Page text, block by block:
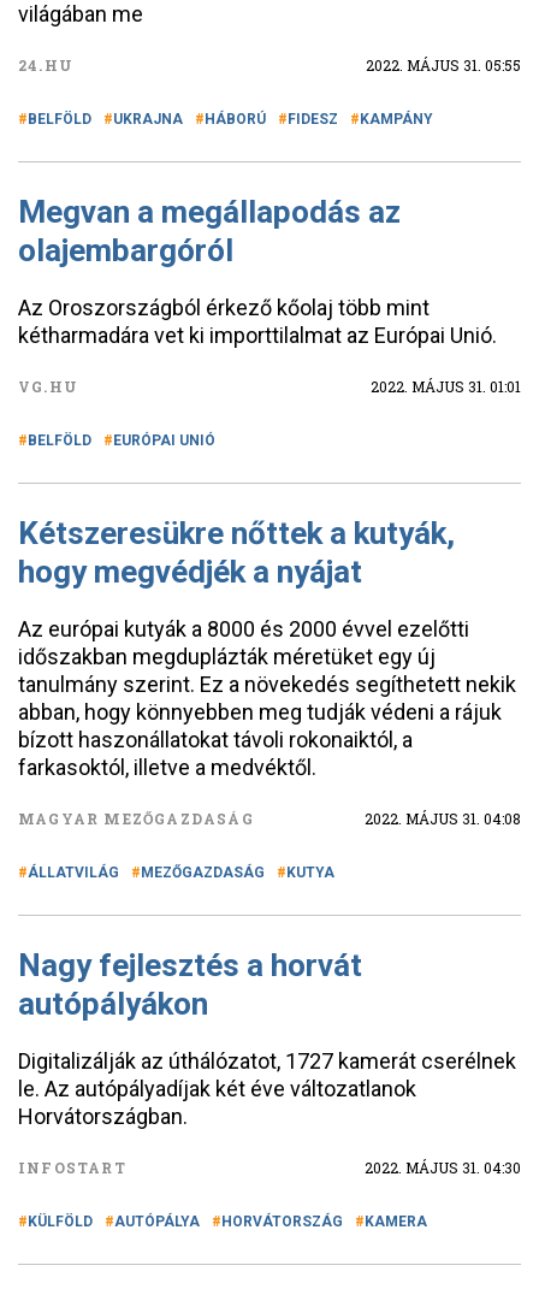
világában me
24.HU 2022. MÁJUS 31. 05:55
BELFÖLD UKRAJNA HÁBORÚ FIDESZ KAMPÁNY
Megvan a megállapodás az
olajembargóról
Az Oroszországból érkező kőolaj több mint
kétharmadára vet ki importtilalmat az Európai Unió.
VG.HU 2022. MÁJUS 31. 01:01
BELFÖLD EURÓPAI UNIÓ
Kétszeresükre nőttek a kutyák,
hogy megvédjék a nyájat
Az európai kutyák a 8000 és 2000 évvel ezelőtti
időszakban megduplázták méretüket egy új
tanulmány szerint. Ez a növekedés segíthetett nekik
abban, hogy könnyebben meg tudják védeni a rájuk
bízott haszonállatokat távoli rokonaiktól, a
farkasoktól, illetve a medvéktől.
MAGYAR MEZŐGAZDASÁG 2022. MÁJUS 31. 04:08
ÁLLATVILÁG MEZŐGAZDASÁG KUTYA
Nagy fejlesztés a horvát
autópályákon
Digitalizálják az úthálózatot, 1727 kamerát cserélnek
le. Az autópályadíjak két éve változatlanok
Horvátországban.
INFOSTART 2022. MÁJUS 31. 04:30
KÜLFÖLD AUTÓPÁLYA HORVÁTORSZÁG KAMERA